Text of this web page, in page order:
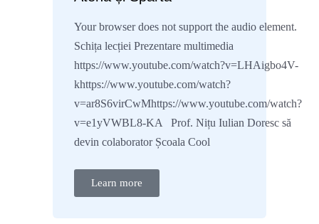
Your browser does not support the audio element.
Schița lecției Prezentare multimedia
https://www.youtube.com/watch?v=LHAigbo4V-
khttps://www.youtube.com/watch?
v=ar8S6virCwMhttps://www.youtube.com/watch?
v=e1yVWBL8-KA Prof. Nițu Iulian Doresc să
devin colaborator Școala Cool
Learn more